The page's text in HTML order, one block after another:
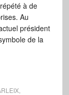
à de
Au
président
de la
,